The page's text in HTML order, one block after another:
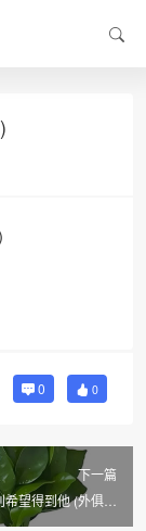
0 0
下一篇
望得到他 (外俱乐